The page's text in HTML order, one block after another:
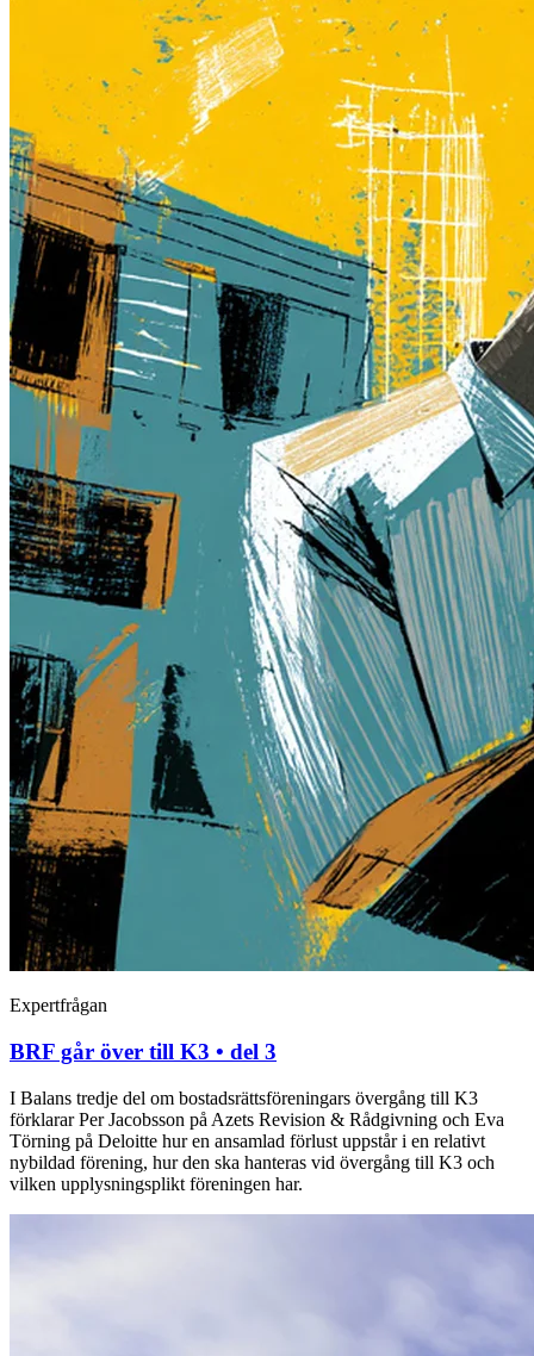
Expertfrågan
BRF går över till K3 • del 3
I Balans tredje del om bostadsrättsföreningars övergång till K3
förklarar Per Jacobsson på Azets Revision & Rådgivning och Eva
Törning på Deloitte hur en ansamlad förlust uppstår i en relativt
nybildad förening, hur den ska hanteras vid övergång till K3 och
vilken upplysningsplikt föreningen har.